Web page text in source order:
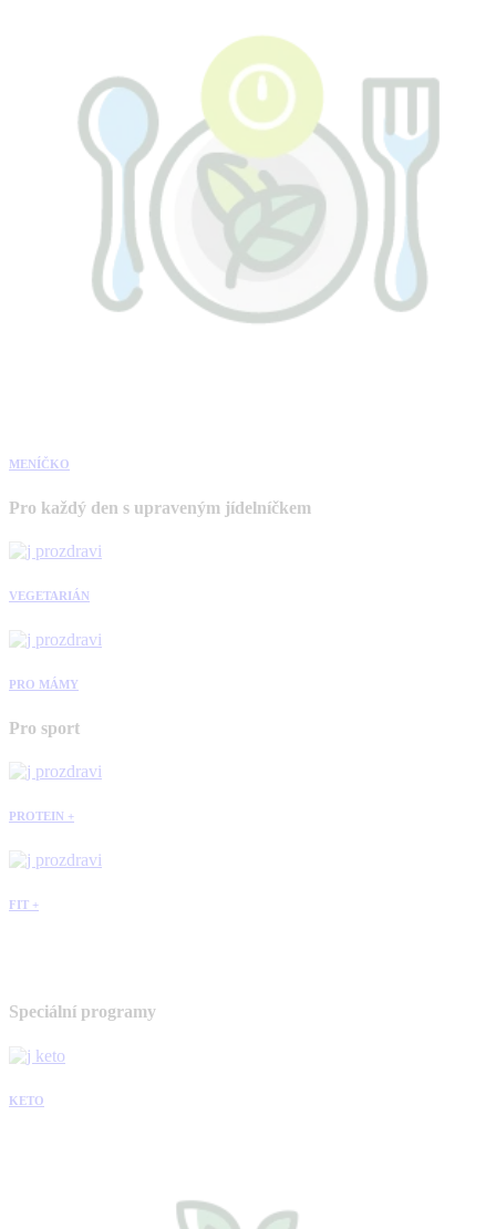
MENÍČKO
Pro každý den s upraveným jídelníčkem
VEGETARIÁN
PRO MÁMY
Pro sport
PROTEIN +
FIT +
Speciální programy
KETO